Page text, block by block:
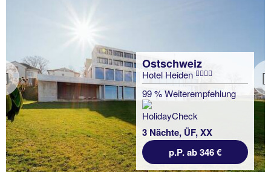
Previous
Ostschweiz
Hotel Heiden
99 % Weiterempfehlung
3 Nächte, ÜF, XX
p.P. ab 346 €